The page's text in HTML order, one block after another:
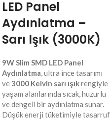
LED Panel
Aydınlatma –
Sarı Işık (3000K)
9W Slim SMD LED Panel
Aydınlatma, ultra ince tasarımı
ve3000 Kelvin sarı ışıkrengiyle
yaşam alanlarında sıcak, huzurlu
ve dengeli bir aydınlatma sunar.
Düşük enerji tüketimiyle tasarruf